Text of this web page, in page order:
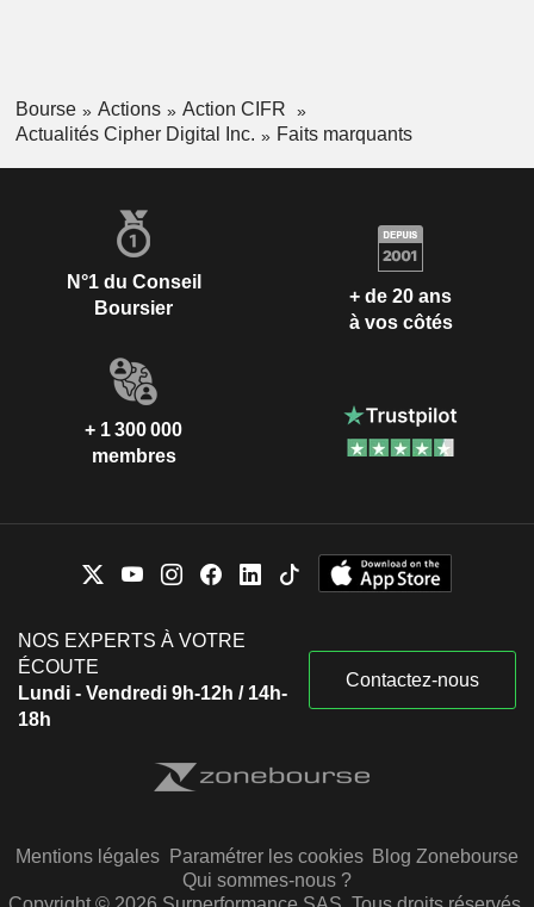
Bourse Actions
Action CIFR
Actualités Cipher Digital Inc.
Faits marquants
N°1 du Conseil
Boursier
+ de 20 ans
à vos côtés
+ 1 300 000
membres
NOS EXPERTS À VOTRE
ÉCOUTE
Lundi - Vendredi 9h-12h / 14h-
18h
Contactez-nous
Mentions légales Paramétrer les cookies Blog Zonebourse
Qui sommes-nous ?